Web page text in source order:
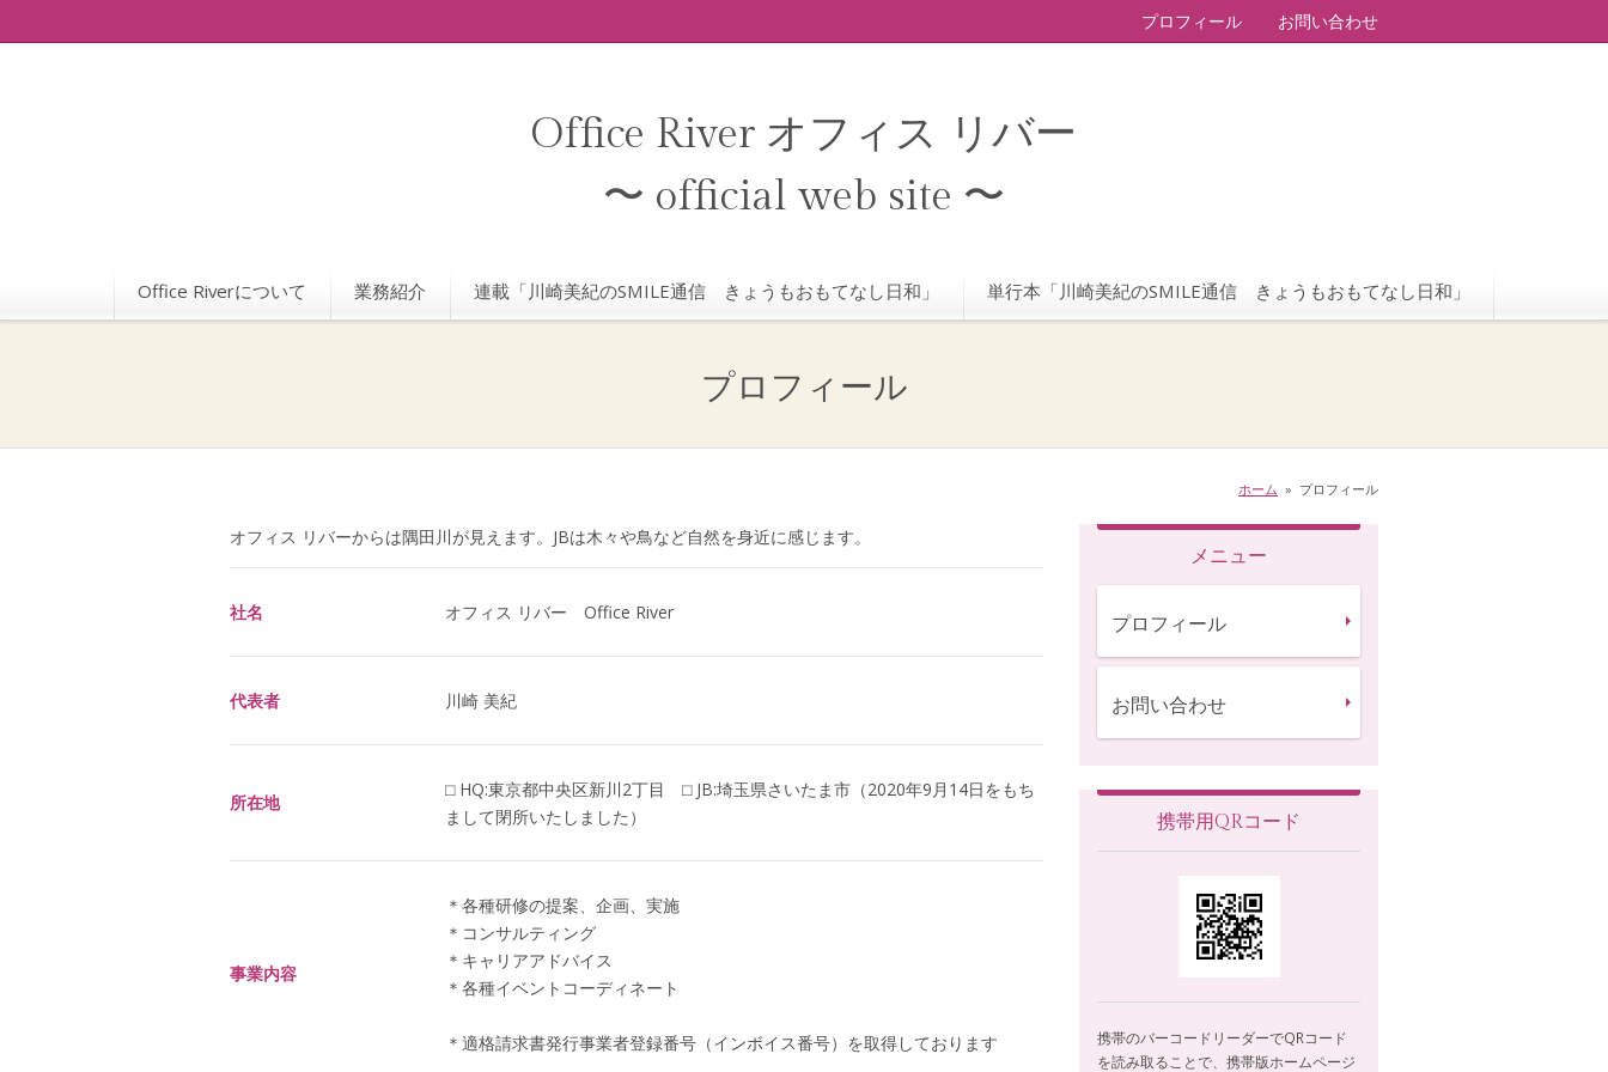
Office River オフィス リバー
〜 official web site 〜
プロフィール お問い合わせ
Office Riverについて 業務紹介 連載「川崎美紀のSMILE通信 きょうもおもてなし日和」 単行本「川崎美紀のSMILE通信 きょうもおもてなし日和」
プロフィール
ホーム » プロフィール
オフィス リバーからは隅田川が見えます。JBは木々や鳥など自然を身近に感じます。
社名 オフィス リバー Office River
代表者 川崎 美紀
所在地
⬜︎ HQ:東京都中央区新川2丁目 ⬜︎ JB:埼玉県さいたま市（2020年9月14日をもち
まして閉所いたしました）
事業内容
＊各種研修の提案、企画、実施
＊コンサルティング
＊キャリアアドバイス
＊各種イベントコーディネート
＊適格請求書発行事業者登録番号（インボイス番号）を取得しております
メニュー
プロフィール
お問い合わせ
携帯用QRコード
携帯のバーコードリーダーでQRコード
を読み取ることで、携帯版ホームページ